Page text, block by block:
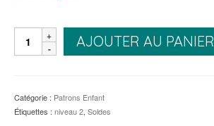
quantité
-
Patron
AJOUTER AU PANIER
Catégorie : Patrons Enfant
Étiquettes : niveau 2, Soldes